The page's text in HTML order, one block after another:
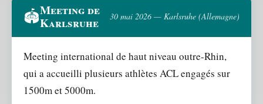
🏟️Meeting de
Karlsruhe 30 mai 2026 — Karlsruhe (Allemagne)
Meeting international de haut niveau outre-Rhin,
qui a accueilli plusieurs athlètes ACL engagés sur
1500m et 5000m.